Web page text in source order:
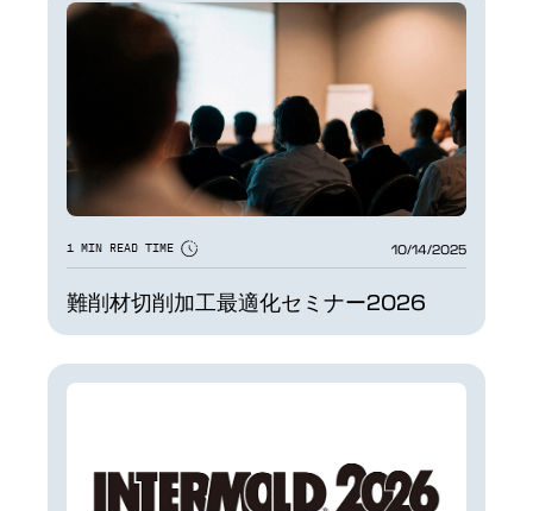
1 MIN READ TIME 10/14/2025
難削材切削加工最適化セミナー2026